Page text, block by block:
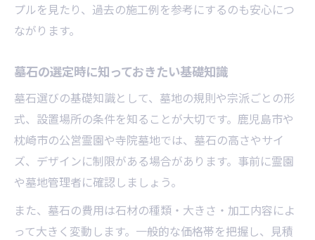
プルを見たり、過去の施工例を参考にするのも安心につ
ながります。
墓石の選定時に知っておきたい基礎知識
墓石選びの基礎知識として、墓地の規則や宗派ごとの形
式、設置場所の条件を知ることが大切です。鹿児島市や
枕崎市の公営霊園や寺院墓地では、墓石の高さやサイ
ズ、デザインに制限がある場合があります。事前に霊園
や墓地管理者に確認しましょう。
また、墓石の費用は石材の種類・大きさ・加工内容によ
って大きく変動します。一般的な価格帯を把握し、見積